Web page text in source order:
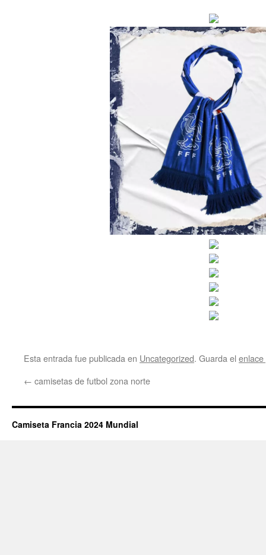
Esta entrada fue publicada en Uncategorized. Guarda el
← camisetas de futbol zona norte
Camiseta Francia 2024 Mundial